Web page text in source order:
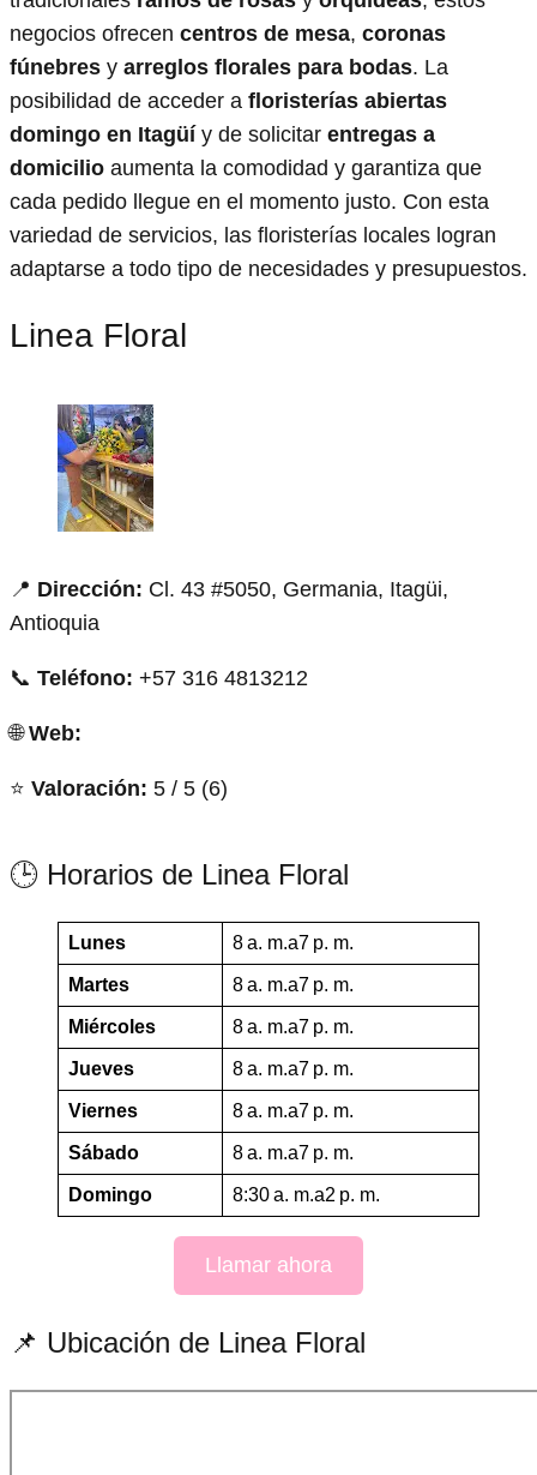
negocios ofrecen centros de mesa, coronas
fúnebres y arreglos florales para bodas. La
posibilidad de acceder a floristerías abiertas
domingo en Itagüí y de solicitar entregas a
domicilio aumenta la comodidad y garantiza que
cada pedido llegue en el momento justo. Con esta
variedad de servicios, las floristerías locales logran
adaptarse a todo tipo de necesidades y presupuestos.
Linea Floral
📍 Dirección: Cl. 43 #5050, Germania, Itagüi,
Antioquia
📞 Teléfono: +57 316 4813212
🌐Web:
⭐ Valoración: 5 / 5 (6)
🕒 Horarios de Linea Floral
Lunes 8 a. m.a7 p. m.
Martes 8 a. m.a7 p. m.
Miércoles 8 a. m.a7 p. m.
Jueves 8 a. m.a7 p. m.
Viernes 8 a. m.a7 p. m.
Sábado 8 a. m.a7 p. m.
Domingo 8:30 a. m.a2 p. m.
Llamar ahora
📌 Ubicación de Linea Floral